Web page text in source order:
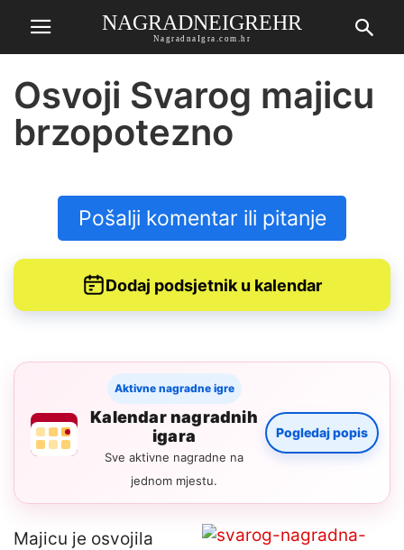
NAGRADNEIGREHR
NagradnaIgra.com.hr
Osvoji Svarog majicu
brzopotezno
Pošalji komentar ili pitanje
Dodaj podsjetnik u kalendar
Aktivne nagradne igre
Kalendar nagradnih
igara
Sve aktivne nagradne na
jednom mjestu.
Pogledaj popis
Majicu je osvojila